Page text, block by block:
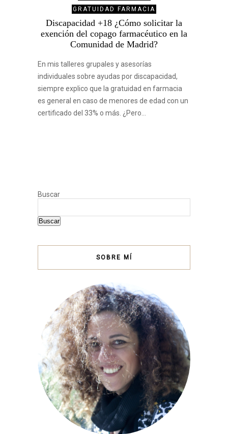
GRATUIDAD FARMACIA
Discapacidad +18 ¿Cómo solicitar la
exención del copago farmacéutico en la
Comunidad de Madrid?
En mis talleres grupales y asesorías
individuales sobre ayudas por discapacidad,
siempre explico que la gratuidad en farmacia
es general en caso de menores de edad con un
certificado del 33% o más. ¿Pero…
Buscar
Buscar
SOBRE MÍ